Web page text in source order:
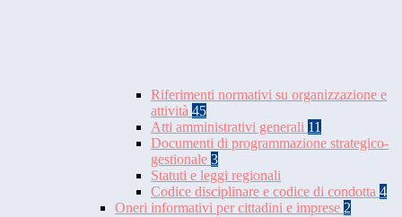
Riferimenti normativi su organizzazione e
attività 45
Atti amministrativi generali 11
Documenti di programmazione strategico-
gestionale 3
Statuti e leggi regionali
Codice disciplinare e codice di condotta 4
Oneri informativi per cittadini e imprese 2